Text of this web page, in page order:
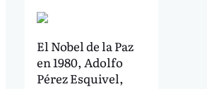
El Nobel de la Paz
en 1980, Adolfo
Pérez Esquivel,